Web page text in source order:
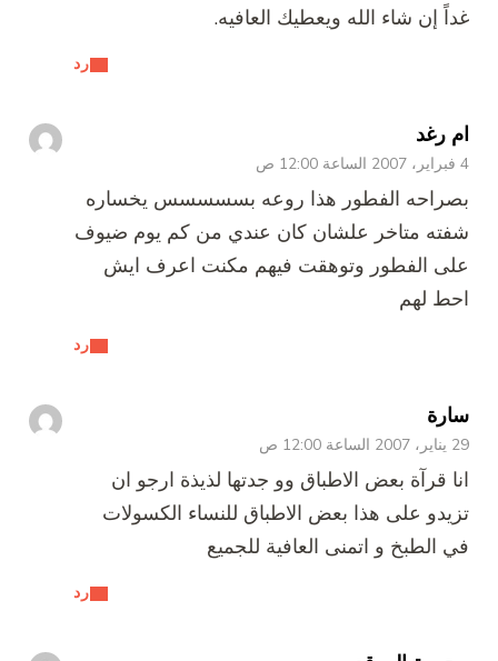
رد
غداً إن شاء الله ويعطيك العافيه.
ام رغد
4 فبراير، 2007 الساعة 12:00 ص
رد
بصراحه الفطور هذا روعه بسسسسس يخساره
شفته متاخر علشان كان عندي من كم يوم ضيوف
على الفطور وتوهقت فيهم مكنت اعرف ايش
احط لهم
سارة
29 يناير، 2007 الساعة 12:00 ص
رد
انا قرآة بعض الاطباق وو جدتها لذيذة ارجو ان
تزيدو على هذا بعض الاطباق للنساء الكسولات
في الطبخ و اتمنى العافية للجميع